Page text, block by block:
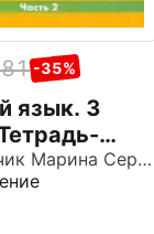
-35%
язык. 3
Часть 2. Соловейчик Марина Сергеевна